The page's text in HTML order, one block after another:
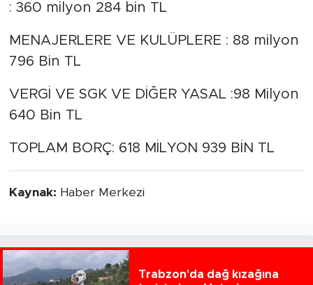
: 360 milyon 284 bin TL
MENAJERLERE VE KULÜPLERE : 88 milyon
796 Bin TL
VERGİ VE SGK VE DİĞER YASAL :98 Milyon
640 Bin TL
TOPLAM BORÇ: 618 MİLYON 939 BİN TL
Kaynak: Haber Merkezi
Trabzon'da dağ kızağına